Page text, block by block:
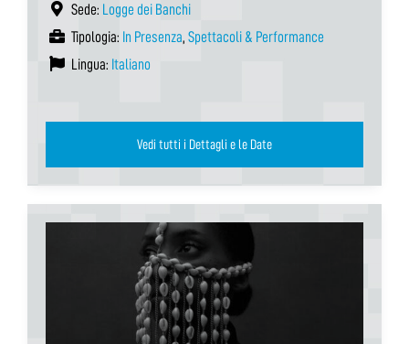
Sede: Logge dei Banchi
Tipologia: In Presenza, Spettacoli & Performance
Lingua: Italiano
Vedi tutti i Dettagli e le Date